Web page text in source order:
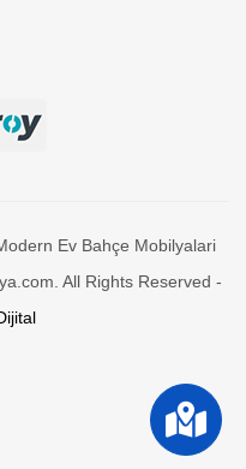
Ev Bahçe Mobilyalari
All Rights Reserved -